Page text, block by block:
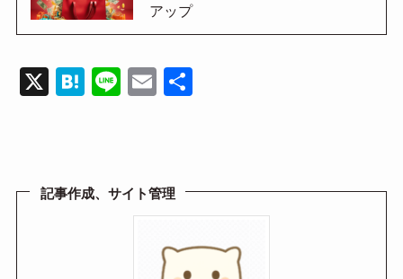
アップ
X
H
a
Li
E
記事作成、サイト管理